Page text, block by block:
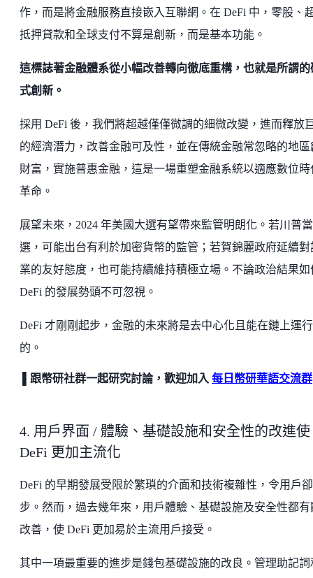
作，而是將金融服務直接嵌入互聯網。在 DeFi 中，零股、
抵押貸款和全球支付不算是創新，而是基本功能。
這標誌著金融體系從小幅改善轉向徹底重構，也就是所謂的
式創新。
採用 DeFi 後，我們將超越僅僅微調的細微改變，進而釋放
的經濟潛力，改善金融可及性，並在傳統金融常忽略的地區
財富，實施普惠金融，這是一場重塑金融系統以適應數位時
革命。
展望未來，2024 年美國大選有望帶來監管明朗化。若川普當
選，可能出台有利於加密貨幣的監管；若賀錦麗政府延續對
業的友好態度，也可能持續維持積極立場。不論政治結果如
DeFi 的發展勢頭不可忽視。
DeFi 才剛剛起步，金融的未來將是去中心化且能在鏈上運行
的。
▌跟幣研社群一起研究討論，歡迎加入 每日幣研華語交流群
4. 用戶界面 / 體驗、基礎設施和安全性的改進使
DeFi 更加主流化
DeFi 的早期發展受限於繁瑣的介面和技術複雜性，令用戶卻
步。然而，過去幾年來，用戶體驗、基礎設施及安全性都有
改善，使 DeFi 更加易於主流用戶接受。
其中一項最重要的進步是錢包基礎設施的改良。管理助記詞